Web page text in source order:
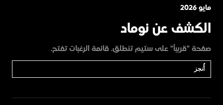
مايو 2026
الكشف عن نوماد
صفحة "قريباً" على ستيم تنطلق. قائمة الرغبات تفتح.
أُنجز